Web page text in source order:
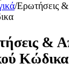
/Ερωτήσεις
&
Κώδικα